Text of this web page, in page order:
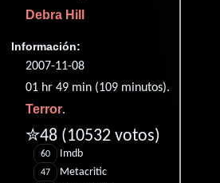
Debra Hill
Información:
2007-11-08
01 hr 49 min (109 minutos).
Terror.
✮48 (10532 votos)
60 Imdb
47 Metacritic